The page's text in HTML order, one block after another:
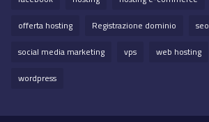
offerta hosting
Registrazione dominio seo
social media marketing
vps web hosting
wordpress